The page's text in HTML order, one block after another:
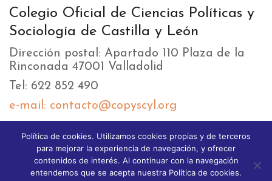
Colegio Oficial de Ciencias Políticas y
Sociología de Castilla y León
Dirección postal: Apartado 110 Plaza de la
Rinconada 47001 Valladolid
Tel: 622 852 490
e-mail: contacto@copyscyl.org
LIKEBOX
Política de cookies. Utilizamos cookies propias y de terceros
para mejorar la experiencia de navegación, y ofrecer
contenidos de interés. Al continuar con la navegación
entendemos que se acepta nuestra Política de cookies.